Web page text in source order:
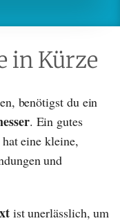
in Kürze
benötigst du ein
. Ein gutes
eine kleine,
und
ist unerlässlich, um